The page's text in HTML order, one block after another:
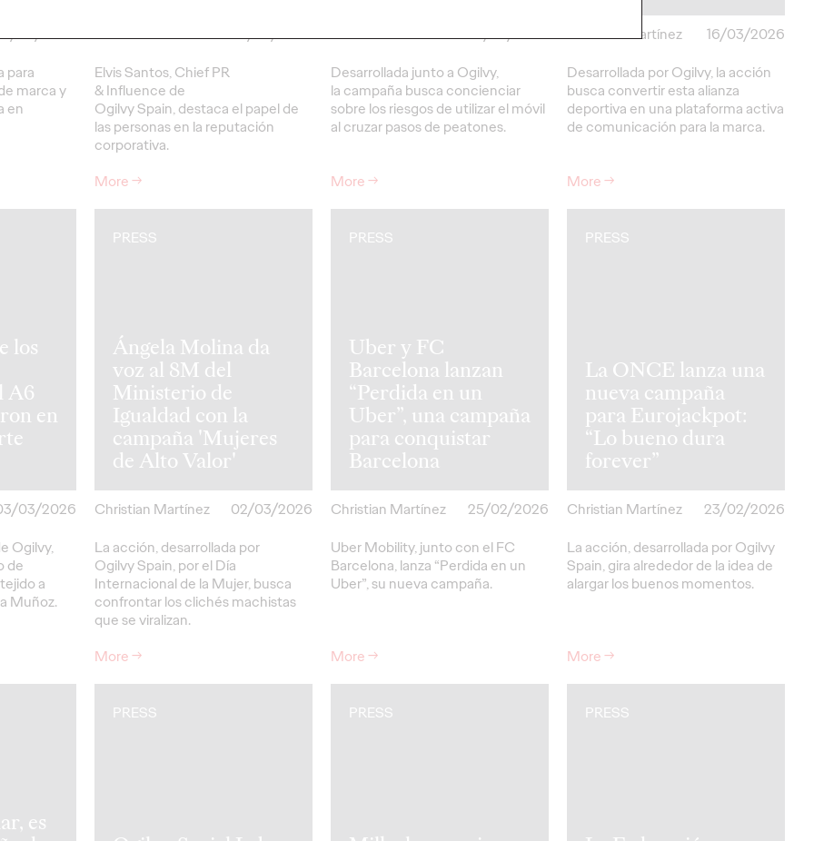
04/2026
para
marca y
en
Christian Martínez
26/03/2026
Elvis Santos, Chief PR
& Influence de
Ogilvy Spain, destaca el papel de
las personas en la reputación
corporativa.
More→
Christian Martínez
24/03/2026
Desarrollada junto a Ogilvy,
la campaña busca concienciar
sobre los riesgos de utilizar el móvil
al cruzar pasos de peatones.
More→
Christian Martínez
16/03/2026
Desarrollada por Ogilvy, la acción
busca convertir esta alianza
deportiva en una plataforma activa
de comunicación para la marca.
More→
los
A6
en
03/2026
Ogilvy,
de
a
Muñoz.
PRESS
Ángela Molina da
voz al 8M del
Ministerio de
Igualdad con la
campaña 'Mujeres
de Alto Valor'
Christian Martínez
02/03/2026
La acción, desarrollada por
Ogilvy Spain, por el Día
Internacional de la Mujer, busca
confrontar los clichés machistas
que se viralizan.
More→
PRESS
Uber y FC
Barcelona lanzan
“Perdida en un
Uber”, una campaña
para conquistar
Barcelona
Christian Martínez
25/02/2026
Uber Mobility, junto con el FC
Barcelona, lanza “Perdida en un
Uber”, su nueva campaña.
More→
PRESS
La ONCE lanza una
nueva campaña
para Eurojackpot:
“Lo bueno dura
forever”
Christian Martínez
23/02/2026
La acción, desarrollada por Ogilvy
Spain, gira alrededor de la idea de
alargar los buenos momentos.
More→
es
PRESS PRESS PRESS